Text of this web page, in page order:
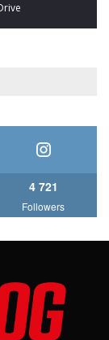
(S 580
4 721
Followers